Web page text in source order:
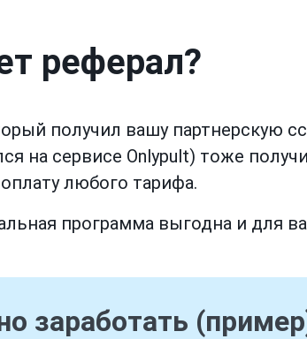
реферал?
получил вашу партнерскую
на сервисе Onlypult) тоже
любого тарифа.
программа выгодна и для
заработать